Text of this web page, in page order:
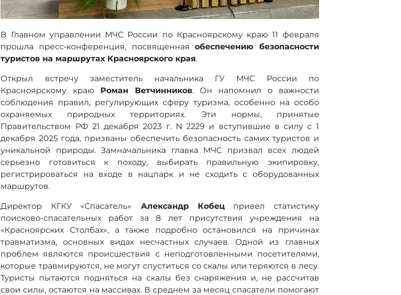
В Главном управлении МЧС России по Красноярскому краю 11 февраля
прошла пресс‑конференция, посвященнаяобеспечению безопасности
туристов на маршрутах Красноярского края.
Открыл встречу заместитель начальника ГУ МЧС России по
Красноярскому краю Роман Ветчинников. Он напомнил о важности
соблюдения правил, регулирующих сферу туризма, особенно на особо
охраняемых природных территориях. Эти нормы, принятые
Правительством РФ 21 декабря 2023 г. N 2229 и вступившие в силу с 1
декабря 2025 года, призваны обеспечить безопасность самих туристов и
уникальной природы. Замначальника главка МЧС призвал всех людей
серьезно готовиться к походу, выбирать правильную экипировку,
регистрироваться на входе в нацпарк и не сходить с оборудованных
маршрутов.
Директор КГКУ «Спасатель» Александр Кобецпривел статистику
поисково-спасательных работ за 8 лет присутствия учреждения на
«Красноярских Столбах», а также подробно остановился на причинах
травматизма, основных видах несчастных случаев. Одной из главных
проблем являются происшествия с неподготовленными посетителями,
которые травмируются, не могут спуститься со скалы или теряются в лесу.
Туристы пытаются подняться на скалы без снаряжения и, не рассчитав
свои силы, остаются на массивах. В среднем за месяц спасатели помогают